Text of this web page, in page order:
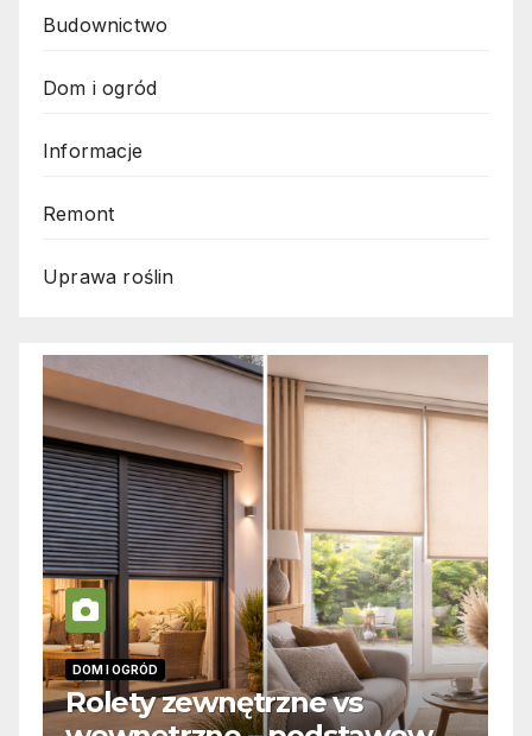
Budownictwo
Dom i ogród
Informacje
Remont
Uprawa roślin
DOM I OGRÓD
Rolety zewnętrzne vs